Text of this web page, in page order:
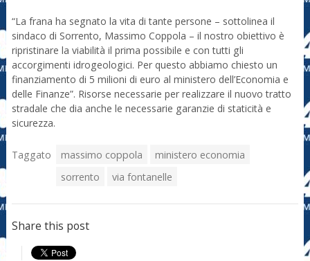
“La frana ha segnato la vita di tante persone – sottolinea il
sindaco di Sorrento, Massimo Coppola – il nostro obiettivo è
ripristinare la viabilità il prima possibile e con tutti gli
accorgimenti idrogeologici. Per questo abbiamo chiesto un
finanziamento di 5 milioni di euro al ministero dell’Economia e
delle Finanze”. Risorse necessarie per realizzare il nuovo tratto
stradale che dia anche le necessarie garanzie di staticità e
sicurezza.
Taggato massimo coppola
ministero economia
sorrento
via fontanelle
Share this post